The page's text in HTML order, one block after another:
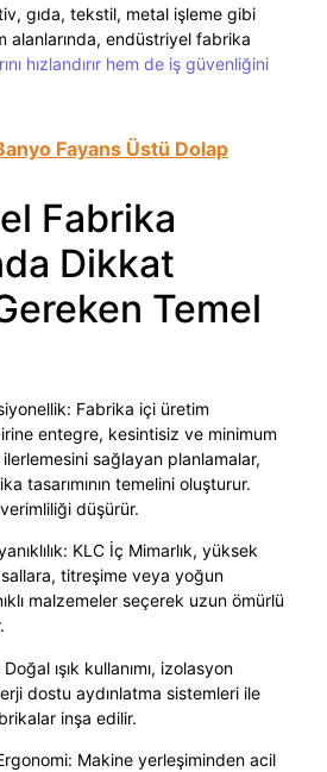
gıda, tekstil, metal işleme gibi
alanlarında, endüstriyel fabrika
hızlandırır hem de iş güvenliğini
Fayans Üstü Dolap
Fabrika
Dikkat
Temel
Fabrika içi üretim
entegre, kesintisiz ve minimum
sağlayan planlamalar,
tasarımının temelini oluşturur.
düşürür.
KLC İç Mimarlık, yüksek
titreşime veya yoğun
malzemeler seçerek uzun ömürlü
ışık kullanımı, izolasyon
dostu aydınlatma sistemleri ile
inşa edilir.
Makine yerleşiminden acil